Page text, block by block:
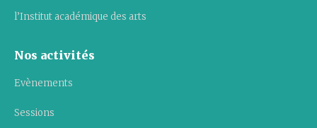
l’Institut académique des arts
Nos activités
Evènements
Sessions